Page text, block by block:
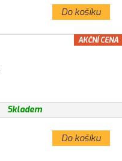
Do košíku
Skladem
Do košíku
AKČNÍ CENA